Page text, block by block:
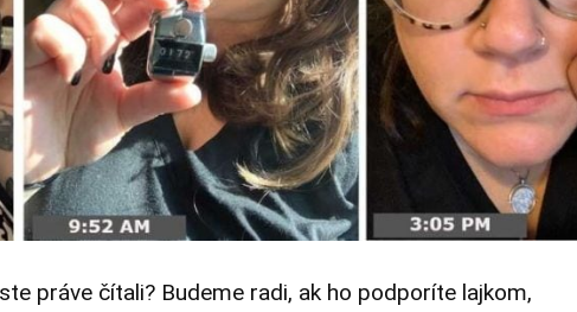
práve čítali? Budeme radi, ak ho podporíte lajkom,